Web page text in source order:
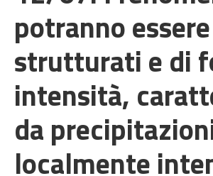
potranno
strutturati e di
intensità,
da
localmente